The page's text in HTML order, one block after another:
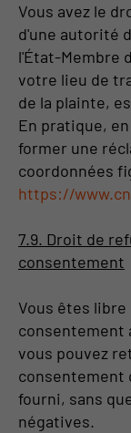
Vous avez le
d'une autorité
l'État-Membre
votre lieu de
de la plainte,
En pratique,
former une
coordonnées
https://
7.9. Droit de
consentement
Vous êtes
consentement
vous pouvez
consentement
fourni, sans
négatives.